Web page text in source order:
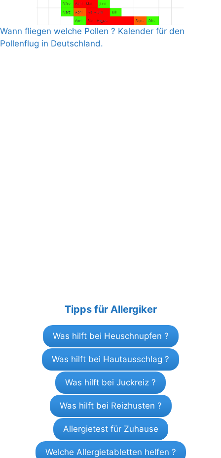
Wann fliegen welche Pollen ? Kalender für den
Pollenflug in Deutschland.
Tipps für Allergiker
Was hilft bei Heuschnupfen ?
Was hilft bei Hautausschlag ?
Was hilft bei Juckreiz ?
Was hilft bei Reizhusten ?
Allergietest für Zuhause
Welche Allergietabletten helfen ?